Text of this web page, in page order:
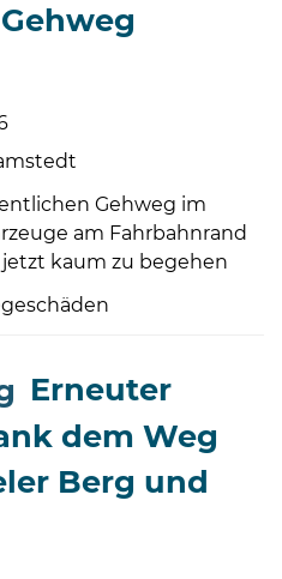
Gehweg im
am Fahrbahnrand
kaum zu begehen
Erneuter
dem Weg
Berg und